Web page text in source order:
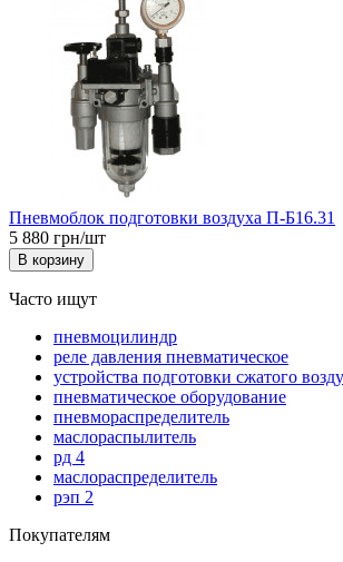
Пневмоблок подготовки воздуха П-Б16.31
5 880 грн/шт
В корзину
Часто ищут
пневмоцилиндр
реле давления пневматическое
устройства подготовки сжатого
пневматическое оборудование
пневмораспределитель
маслораспылитель
рд 4
маслораспределитель
рэп 2
Покупателям